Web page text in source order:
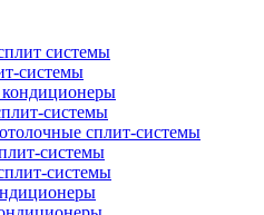
системы
системы
системы
сплит-системы
системы
системы